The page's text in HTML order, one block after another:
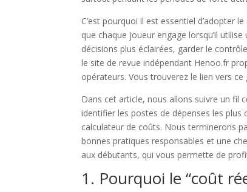
C’est pourquoi il est essentiel d’adopter
que chaque joueur engage lorsqu’il
décisions plus éclairées, garder le
le site de revue indépendant Henoo.fr
opérateurs. Vous trouverez le lien vers
Dans cet article, nous allons suivre un fil
identifier les postes de dépenses les
calculateur de coûts. Nous terminerons
bonnes pratiques responsables et une
aux débutants, qui vous permette de
1. Pourquoi le “coût